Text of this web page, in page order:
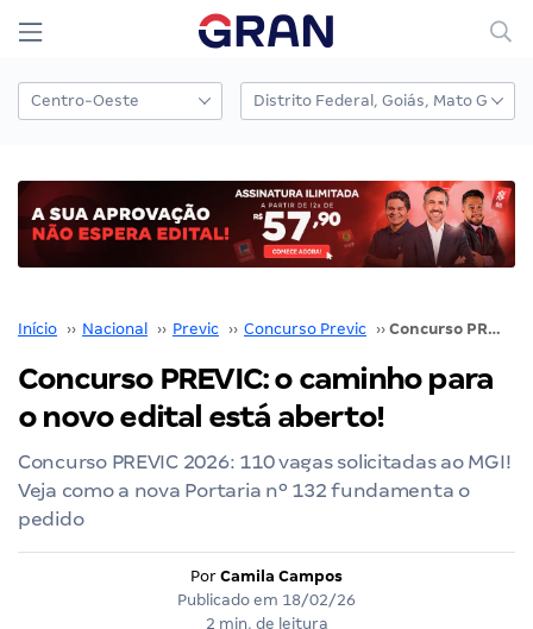
Início ›› Nacional ›› Previc ›› Concurso Previc ›› Concurso PREVIC: o caminho para o novo edital está aberto!
Concurso PREVIC: o caminho para
o novo edital está aberto!
Concurso PREVIC 2026: 110 vagas solicitadas ao MGI!
Veja como a nova Portaria nº 132 fundamenta o
pedido
Por Camila Campos
Publicado em 18/02/26
2 min. de leitura